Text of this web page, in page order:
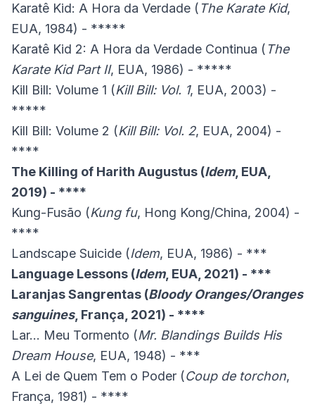
Karatê Kid: A Hora da Verdade ( The Karate Kid,
EUA, 1984) - *****
Karatê Kid 2: A Hora da Verdade Continua ( The
Karate Kid Part II, EUA, 1986) - *****
Kill Bill: Volume 1 (Kill Bill: Vol. 1, EUA, 2003) -
*****
Kill Bill: Volume 2 (Kill Bill: Vol. 2, EUA, 2004) -
****
The Killing of Harith Augustus (Idem, EUA,
2019) - ****
Kung-Fusão (Kung fu, Hong Kong/China, 2004) -
****
Landscape Suicide (Idem, EUA, 1986) - ***
Language Lessons (Idem, EUA, 2021) - ***
Laranjas Sangrentas (Bloody Oranges/Oranges
sanguines, França, 2021) - ****
Lar… Meu Tormento (Mr. Blandings Builds His
Dream House, EUA, 1948) - ***
A Lei de Quem Tem o Poder (Coup de torchon,
França, 1981) - ****